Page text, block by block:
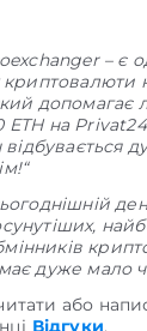
– є
криптовалюти
допомагає
ETH на
відбувається
дуже мало
або
Відгуки.